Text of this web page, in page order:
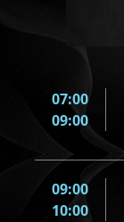
07:00
09:00
09:00
10:00